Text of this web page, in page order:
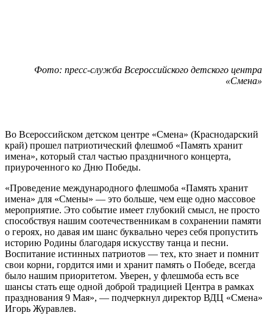
Фото: пресс-служба Всероссийского детского центра
«Смена»
Во Всероссийском детском центре «Смена» (Краснодарский
край) прошел патриотический флешмоб «Память хранит
имена», который стал частью праздничного концерта,
приуроченного ко Дню Победы.
«Проведение международного флешмоба «Память хранит
имена» для «Смены» — это больше, чем еще одно массовое
мероприятие. Это событие имеет глубокий смысл, не просто
способствуя нашим соотечественникам в сохранении памяти
о героях, но давая им шанс буквально через себя пропустить
историю Родины благодаря искусству танца и песни.
Воспитание истинных патриотов — тех, кто знает и помнит
свои корни, гордится ими и хранит память о Победе, всегда
было нашим приоритетом. Уверен, у флешмоба есть все
шансы стать еще одной доброй традицией Центра в рамках
празднования 9 Мая», — подчеркнул директор ВДЦ «Смена»
Игорь Журавлев.